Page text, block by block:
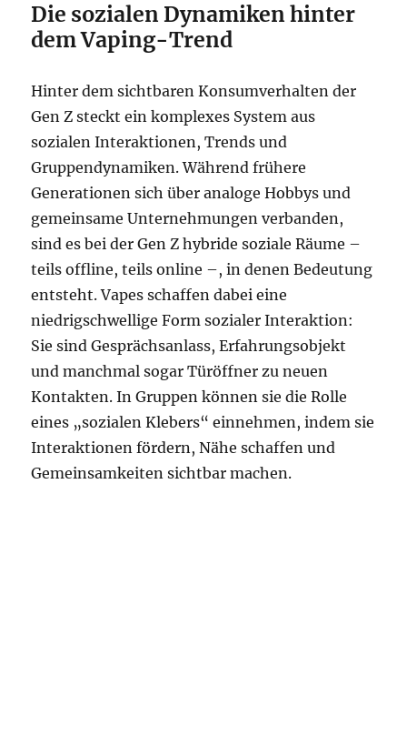
Die sozialen Dynamiken hinter
dem Vaping-Trend
Hinter dem sichtbaren Konsumverhalten der
Gen Z steckt ein komplexes System aus
sozialen Interaktionen, Trends und
Gruppendynamiken. Während frühere
Generationen sich über analoge Hobbys und
gemeinsame Unternehmungen verbanden,
sind es bei der Gen Z hybride soziale Räume –
teils offline, teils online –, in denen Bedeutung
entsteht. Vapes schaffen dabei eine
niedrigschwellige Form sozialer Interaktion:
Sie sind Gesprächsanlass, Erfahrungsobjekt
und manchmal sogar Türöffner zu neuen
Kontakten. In Gruppen können sie die Rolle
eines „sozialen Klebers“ einnehmen, indem sie
Interaktionen fördern, Nähe schaffen und
Gemeinsamkeiten sichtbar machen.